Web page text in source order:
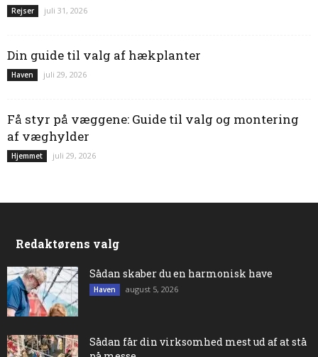
Rejser juli 31, 2026
Din guide til valg af hækplanter
Haven juli 29, 2026
Få styr på væggene: Guide til valg og montering
af væghylder
Hjemmet juli 29, 2026
Redaktørens valg
Sådan skaber du en harmonisk have
Haven august 5, 2026
Sådan får din virksomhed mest ud af at stå